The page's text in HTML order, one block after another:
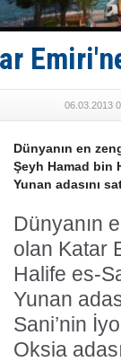
Taksi
TÜRKLİM
06.03.2013
Dünyanın en
Şeyh Hamad bin
Yunan adasını
Dünyanın
olan Katar
Halife es-
Yunan
Sani’nin
Oksia